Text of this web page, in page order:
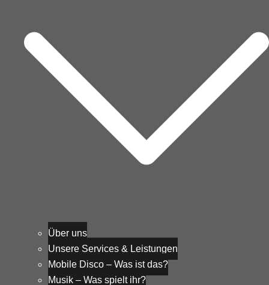
Über uns
Unsere Services & Leistungen
Mobile Disco – Was ist das?
Musik – Was spielt ihr?